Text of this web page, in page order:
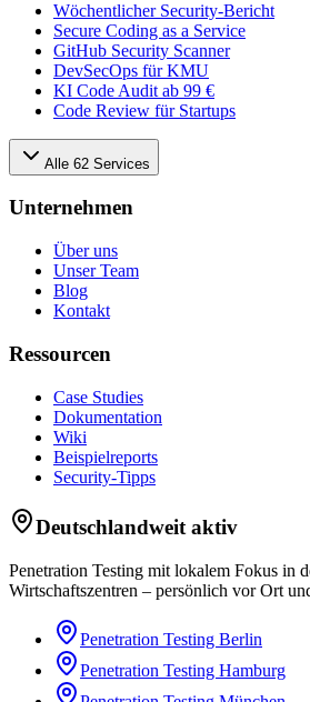
Wöchentlicher Security-Bericht
Secure Coding as a Service
GitHub Security Scanner
DevSecOps für KMU
KI Code Audit ab 99 €
Code Review für Startups
Alle 62 Services
Unternehmen
Über uns
Unser Team
Blog
Kontakt
Ressourcen
Case Studies
Dokumentation
Wiki
Beispielreports
Security-Tipps
Deutschlandweit aktiv
Penetration Testing mit lokalem Fokus in
Wirtschaftszentren – persönlich vor Ort
Penetration Testing Berlin
Penetration Testing Hamburg